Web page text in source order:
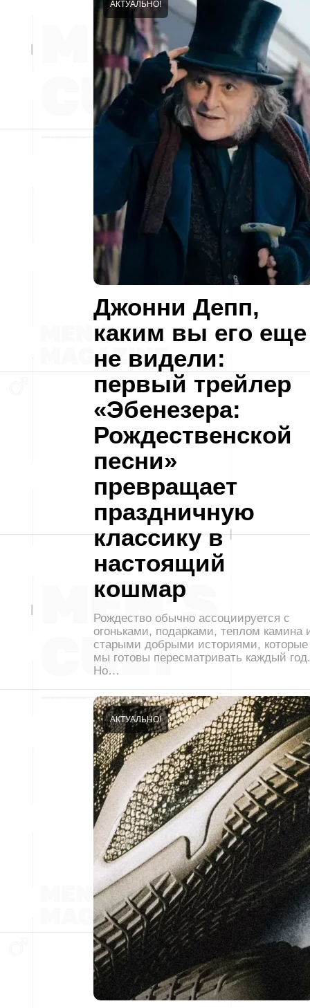
Джонни Депп,
каким вы его еще
не видели:
первый трейлер
«Эбенезера:
Рождественской
песни»
превращает
праздничную
классику в
настоящий
кошмар
АКТУАЛЬНО!
Рождество обычно ассоциируется с
огоньками, подарками, теплом камина
старыми добрыми историями, которые
мы готовы пересматривать каждый год.
Но…
АКТУАЛЬНО!